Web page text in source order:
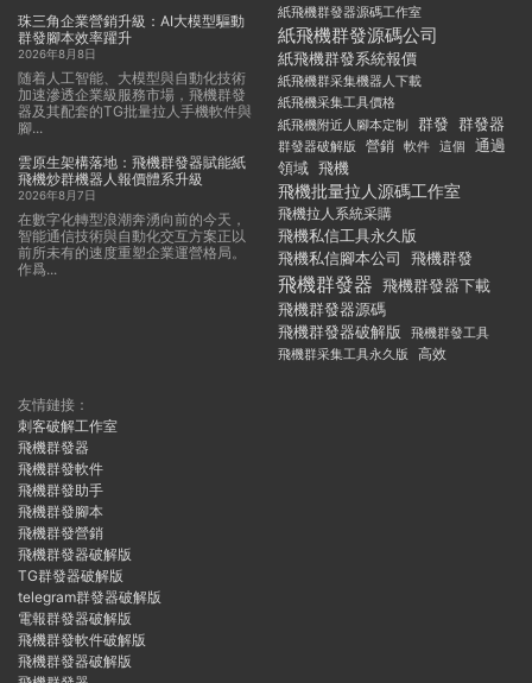
珠三角企業營銷升級：AI大模型驅動
群發腳本效率躍升
2026年8月8日
随着人工智能、大模型與自動化技術
加速滲透企業級服務市場，飛機群發
器及其配套的TG批量拉人手機軟件與
腳...
雲原生架構落地：飛機群發器賦能紙
飛機炒群機器人報價體系升級
2026年8月7日
在數字化轉型浪潮奔湧向前的今天，
智能通信技術與自動化交互方案正以
前所未有的速度重塑企業運營格局。
作爲...
紙飛機群發器源碼工作室
紙飛機群發源碼公司
紙飛機群發系統報價
紙飛機群采集機器人下載
紙飛機采集工具價格
紙飛機附近人腳本定制
群發 群發器
群發器破解版 營銷 軟件 這個
通過
領域 飛機
飛機批量拉人源碼工作室
飛機拉人系統采購
飛機私信工具永久版
飛機私信腳本公司
飛機群發
飛機群發器 飛機群發器下載
飛機群發器源碼
飛機群發器破解版
飛機群發工具
飛機群采集工具永久版
高效
友情鏈接：
刺客破解工作室
飛機群發器
飛機群發軟件
飛機群發助手
飛機群發腳本
飛機群發營銷
飛機群發器破解版
TG群發器破解版
telegram群發器破解版
電報群發器破解版
飛機群發軟件破解版
飛機群發器破解版